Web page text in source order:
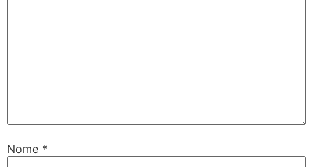
Nome *